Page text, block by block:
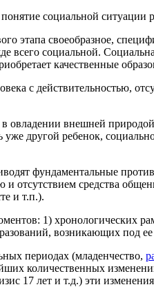
социальной ситуации
своеобразное,
социальной.
качественные
с действительностью,
внешней
другой ребенок,
фундаментальные
средства
и т.п.).
1) хронологических
возникающих под
периодах (младенчество,
количественных
17 лет и т.д.) эти